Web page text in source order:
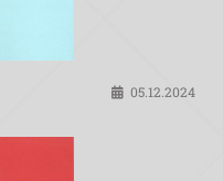
05.12.2024